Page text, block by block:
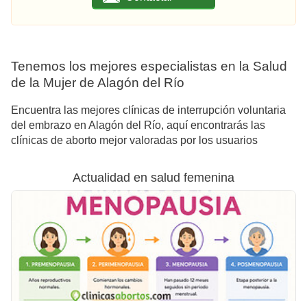
Tenemos los mejores especialistas en la Salud
de la Mujer de Alagón del Río
Encuentra las mejores clínicas de interrupción voluntaria
del embrazo en Alagón del Río, aquí encontrarás las
clínicas de aborto mejor valoradas por los usuarios
Actualidad en salud femenina